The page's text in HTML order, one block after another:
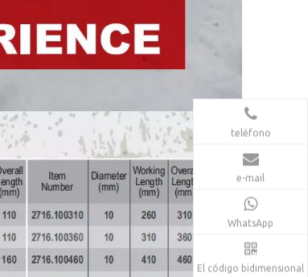
teléfono
e-mail
WhatsApp
El código bidimensional